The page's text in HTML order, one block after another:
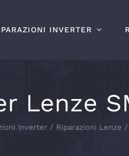
INVERTER
Lenze
Inverter Riparazioni Lenze